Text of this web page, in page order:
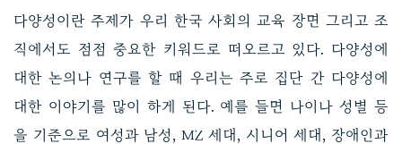
다양성이란 주제가 우리 한국 사회의 교육 장면 그리고 조
직에서도 점점 중요한 키워드로 떠오르고 있다. 다양성에
대한 논의나 연구를 할 때 우리는 주로 집단 간 다양성에
대한 이야기를 많이 하게 된다. 예를 들면 나이나 성별 등
을 기준으로 여성과 남성, MZ 세대, 시니어 세대, 장애인과